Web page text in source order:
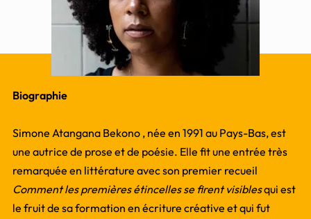
Biographie
Simone Atangana Bekono , née en 1991 au Pays-Bas, est
une autrice de prose et de poésie. Elle fit une entrée très
remarquée en littérature avec son premier recueil
Comment les premières étincelles se firent visiblesqui est
le fruit de sa formation en écriture créative et qui fut